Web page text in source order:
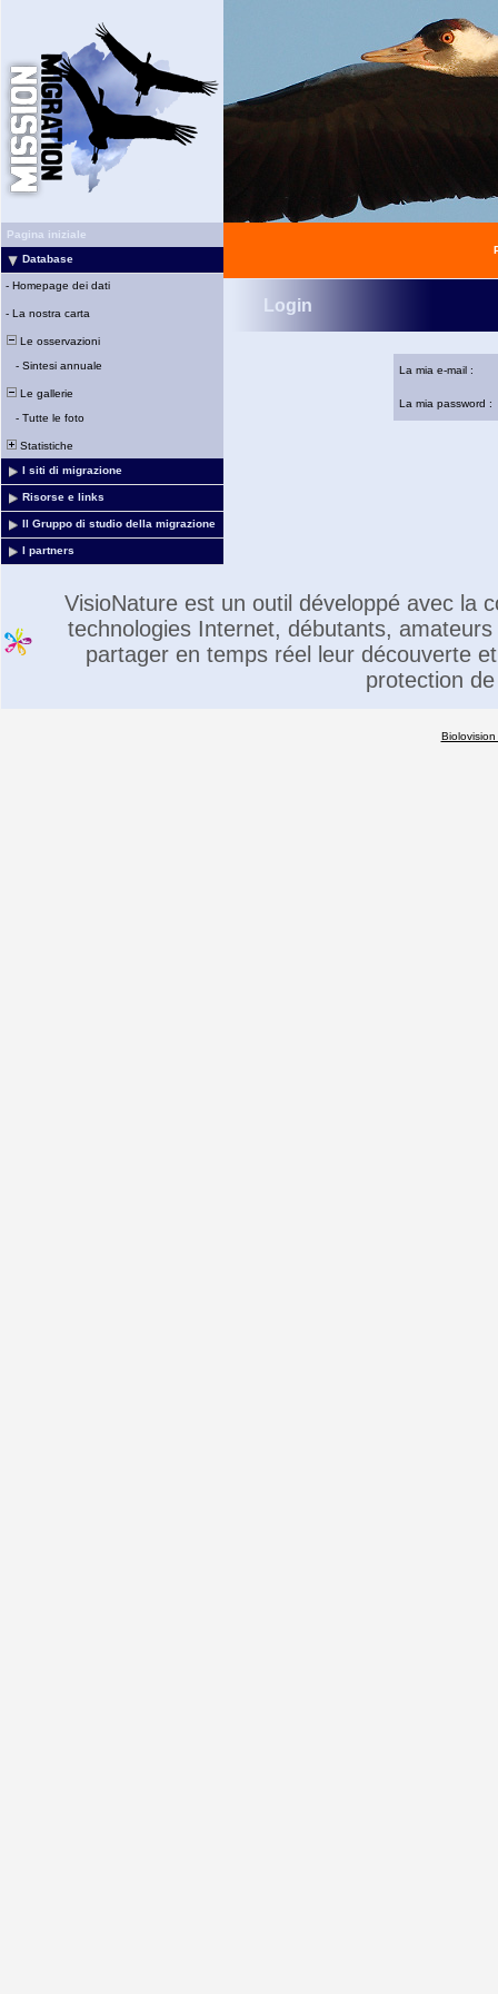
Pagina iniziale
Database
- Homepage dei dati
- La nostra carta
Le osservazioni
- Sintesi annuale
Le gallerie
- Tutte le foto
Statistiche
I siti di migrazione
Risorse e links
Il Gruppo di studio della migrazione
I partners
Login
La mia e-mail :
La mia password :
VisioNature est un outil développé avec la
technologies Internet, débutants,
partager en temps réel leur découverte
protection
Biolovision